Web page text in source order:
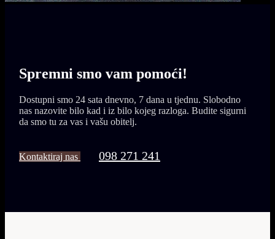
Spremni smo vam pomoći!
Dostupni smo 24 sata dnevno, 7 dana u tjednu. Slobodno
nas nazovite bilo kad i iz bilo kojeg razloga. Budite sigurni
da smo tu za vas i vašu obitelj.
Kontaktiraj nas 098 271 241